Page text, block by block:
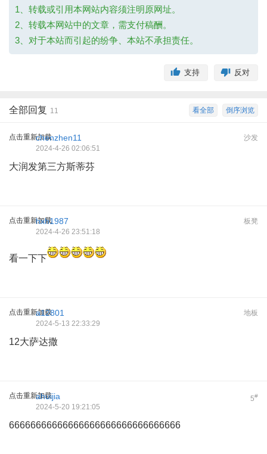
1、转载或引用本网站内容须注明原网址。
2、转载本网站中的文章，需支付稿酬。
3、对于本站而引起的纷争、本站不承担责任。
反对
支持
倒序浏览
看全部
全部回复 11
点击重新加载 沙发
chenzhen11
2024-4-26 02:06:51
大润发第三方斯蒂芬
点击重新加载 板凳
hxh1987
2024-4-26 23:51:18
看一下下
点击重新加载 地板
a12801
2024-5-13 22:33:29
12大萨达撒
点击重新加载 5#
ahuijia
2024-5-20 19:21:05
66666666666666666666666666666666